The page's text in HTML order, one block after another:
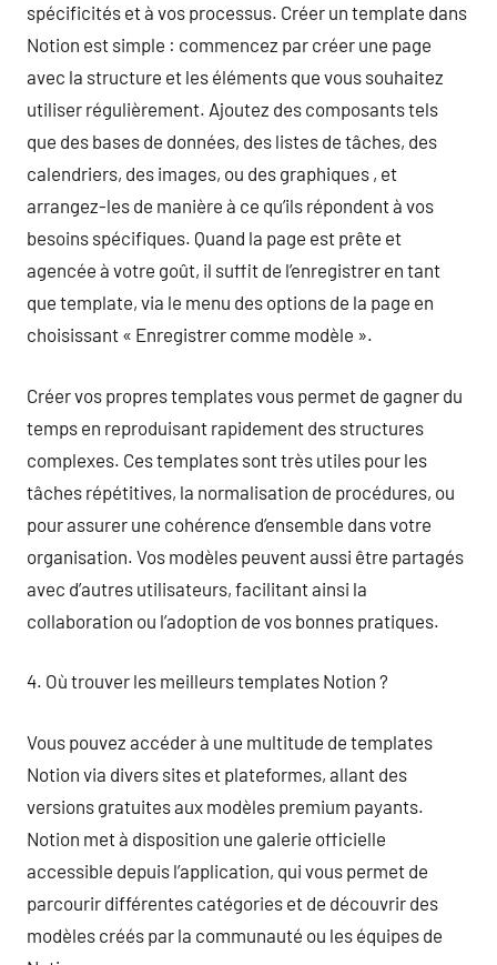
spécificités et à vos processus. Créer un template dans
Notion est simple : commencez par créer une page
avec la structure et les éléments que vous souhaitez
utiliser régulièrement. Ajoutez des composants tels
que des bases de données, des listes de tâches, des
calendriers, des images, ou des graphiques , et
arrangez-les de manière à ce qu’ils répondent à vos
besoins spécifiques. Quand la page est prête et
agencée à votre goût, il suffit de l’enregistrer en tant
que template, via le menu des options de la page en
choisissant « Enregistrer comme modèle ».
Créer vos propres templates vous permet de gagner du
temps en reproduisant rapidement des structures
complexes. Ces templates sont très utiles pour les
tâches répétitives, la normalisation de procédures, ou
pour assurer une cohérence d’ensemble dans votre
organisation. Vos modèles peuvent aussi être partagés
avec d’autres utilisateurs, facilitant ainsi la
collaboration ou l’adoption de vos bonnes pratiques.
4. Où trouver les meilleurs templates Notion ?
Vous pouvez accéder à une multitude de templates
Notion via divers sites et plateformes, allant des
versions gratuites aux modèles premium payants.
Notion met à disposition une galerie officielle
accessible depuis l’application, qui vous permet de
parcourir différentes catégories et de découvrir des
modèles créés par la communauté ou les équipes de